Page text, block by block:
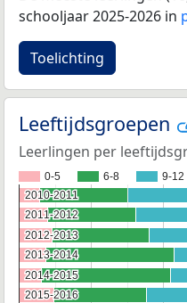
schooljaar 2025-2026 in
Toelichting
Leeftijdsgroepen
Leerlingen per
0-5 6-8 9-12
2010-2011
2010-2011
2011-2012
2011-2012
2012-2013
2012-2013
2013-2014
2013-2014
2014-2015
2014-2015
2015-2016
2015-2016